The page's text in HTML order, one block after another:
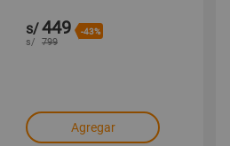
s/449 -43%
s/ 799
Agregar